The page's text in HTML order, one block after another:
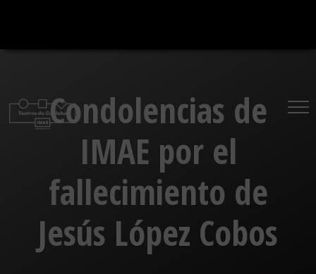
contenido
Condolencias de
IMAE por el
fallecimiento de
Jesús López Cobos